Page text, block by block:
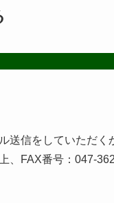
送信をしていただく
、FAX番号：047-